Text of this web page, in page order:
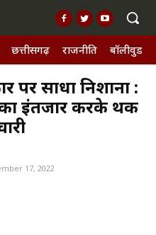
छत्तीसगढ़ राजनीति बॉलीवुड,
पर साधा निशाना :
इंतजार करके थक
17, 2022